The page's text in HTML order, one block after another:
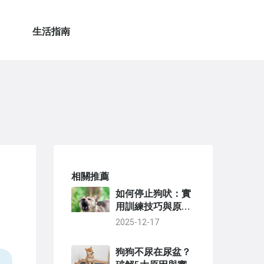
生活指南
相關推薦
如何停止狗吠：實
用訓練技巧與原因
分析，徹底解決狗
2025-12-17
狗狗不尿在尿盆？